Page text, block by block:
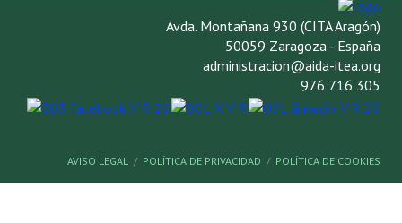
Avda. Montañana 930 (CITA Aragón)
50059 Zaragoza - España
administracion@aida-itea.org
976 716 305
AVISO LEGAL POLÍTICA DE PRIVACIDAD POLÍTICA DE COOKIES